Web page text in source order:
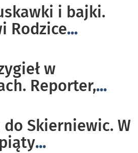
i bajki.
Rodzice...
w
Reporter,...
Skierniewic. W
...